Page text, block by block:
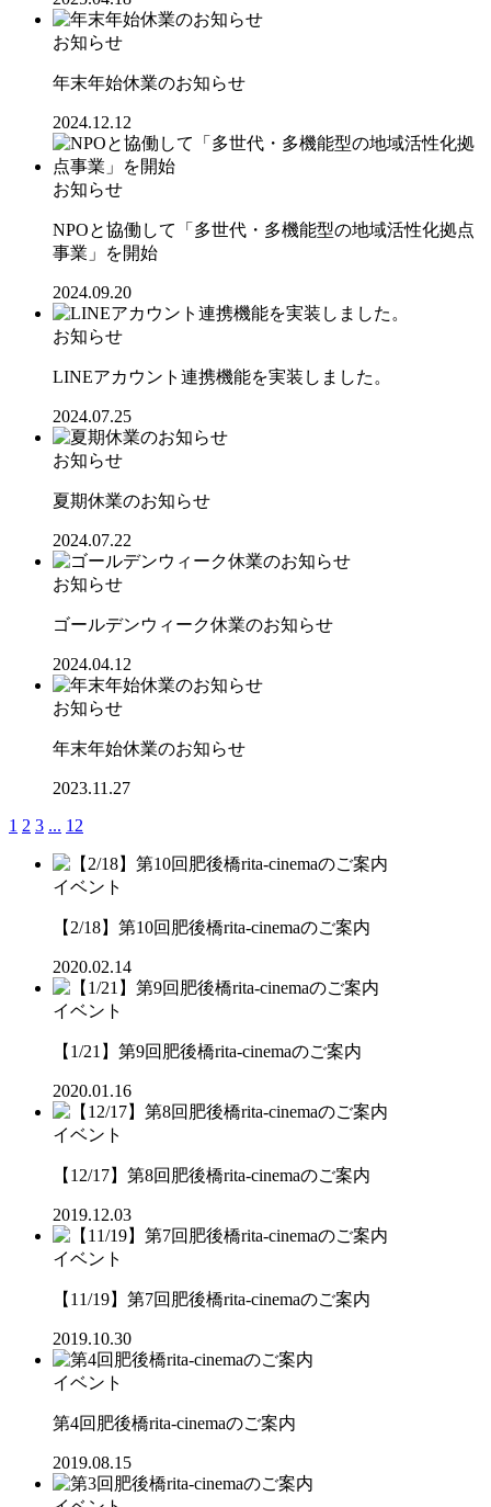
お知らせ
年末年始休業のお知らせ
2024.12.12
お知らせ
NPOと協働して「多世代・多機能型の地域活性化拠点
事業」を開始
2024.09.20
お知らせ
LINEアカウント連携機能を実装しました。
2024.07.25
お知らせ
夏期休業のお知らせ
2024.07.22
お知らせ
ゴールデンウィーク休業のお知らせ
2024.04.12
お知らせ
年末年始休業のお知らせ
2023.11.27
1 2 3 ... 12
イベント
【2/18】第10回肥後橋rita-cinemaのご案内
2020.02.14
イベント
【1/21】第9回肥後橋rita-cinemaのご案内
2020.01.16
イベント
【12/17】第8回肥後橋rita-cinemaのご案内
2019.12.03
イベント
【11/19】第7回肥後橋rita-cinemaのご案内
2019.10.30
イベント
第4回肥後橋rita-cinemaのご案内
2019.08.15